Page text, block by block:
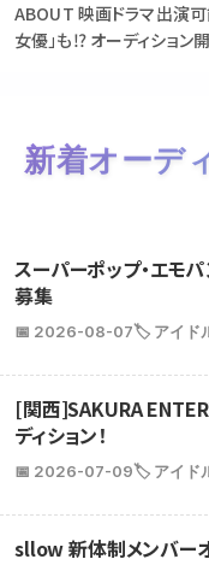
ABOUT 映画ドラマ出演可
女優」も⁉ オーディション
新着オーデ
スーパーポップ・エモ
募集
📅 2026-08-07🏷️ アイド
[関西]SAKURA
ディション！
📅 2026-07-09🏷️ アイド
sllow 新体制メンバー